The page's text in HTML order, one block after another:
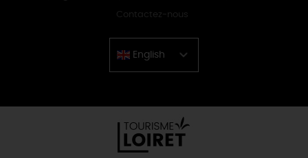
Contactez-nous
English
Chinese